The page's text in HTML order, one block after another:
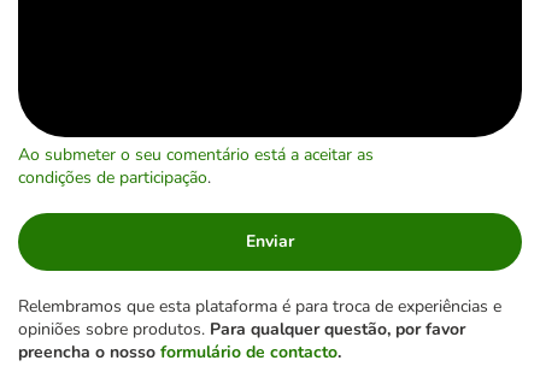
Ao submeter o seu comentário está a aceitar as
condições de participação.
Enviar
Relembramos que esta plataforma é para troca de experiências e
opiniões sobre produtos. Para qualquer questão, por favor
preencha o nosso formulário de contacto.